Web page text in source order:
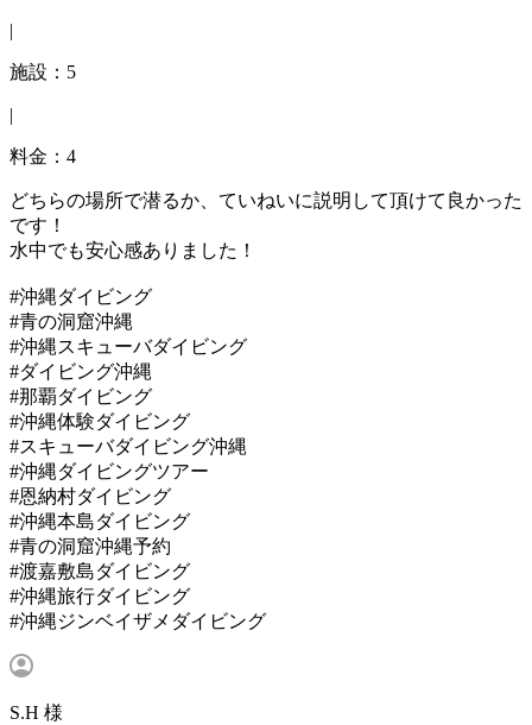
|
施設：5
|
料金：4
どちらの場所で潜るか、ていねいに説明して頂けて良かった
です！
水中でも安心感ありました！
#沖縄ダイビング
#青の洞窟沖縄
#沖縄スキューバダイビング
#ダイビング沖縄
#那覇ダイビング
#沖縄体験ダイビング
#スキューバダイビング沖縄
#沖縄ダイビングツアー
#恩納村ダイビング
#沖縄本島ダイビング
#青の洞窟沖縄予約
#渡嘉敷島ダイビング
#沖縄旅行ダイビング
#沖縄ジンベイザメダイビング
S.H 様